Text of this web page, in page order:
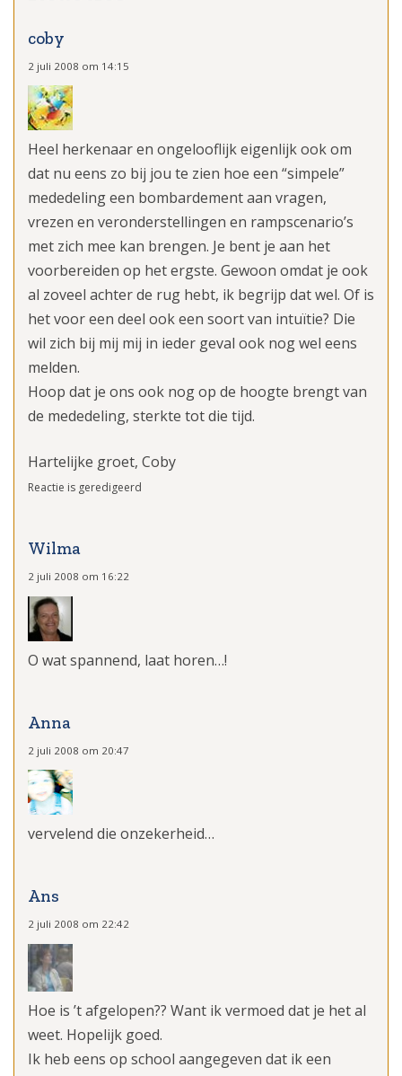
coby
2 juli 2008 om 14:15
Heel herkenaar en ongelooflijk eigenlijk ook om
dat nu eens zo bij jou te zien hoe een “simpele”
mededeling een bombardement aan vragen,
vrezen en veronderstellingen en rampscenario’s
met zich mee kan brengen. Je bent je aan het
voorbereiden op het ergste. Gewoon omdat je ook
al zoveel achter de rug hebt, ik begrijp dat wel. Of is
het voor een deel ook een soort van intuïtie? Die
wil zich bij mij mij in ieder geval ook nog wel eens
melden.
Hoop dat je ons ook nog op de hoogte brengt van
de mededeling, sterkte tot die tijd.
Hartelijke groet, Coby
Reactie is geredigeerd
Wilma
2 juli 2008 om 16:22
O wat spannend, laat horen…!
Anna
2 juli 2008 om 20:47
vervelend die onzekerheid…
Ans
2 juli 2008 om 22:42
Hoe is ’t afgelopen?? Want ik vermoed dat je het al
weet. Hopelijk goed.
Ik heb eens op school aangegeven dat ik een